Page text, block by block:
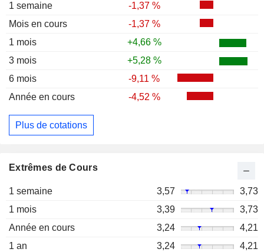
1 semaine
-1,37 %
Mois en cours
-1,37 %
1 mois
+4,66 %
3 mois
+5,28 %
6 mois
-9,11 %
Année en cours
-4,52 %
Plus de cotations
Extrêmes de Cours
1 semaine 3,57
3,73
1 mois
3,39
3,73
Année en cours
3,24
4,21
1 an
3,24
4,21